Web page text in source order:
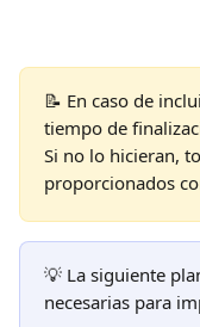
📝 En caso de
tiempo de
Si no lo hicieran,
proporcionados
💡 La siguiente
necesarias para